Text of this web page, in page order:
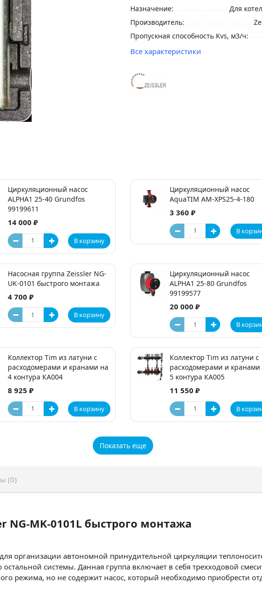
Назначение:
Для
Производитель:
Пропускная способность Kvs, м3/ч:
Все характеристики
Циркуляционный насос
ALPHA1 25-40 Grundfos
99199611
14 000 ₽
В корзину
Циркуляционный насос
AquaTIM AM-XPS25-4-180
3 360 ₽
В
Насосная группа Zeissler NG-
UK-0101 быстрого монтажа
4 700 ₽
В корзину
Циркуляционный насос
ALPHA1 25-80 Grundfos
99199577
20 000 ₽
В
Коллектор Tim из латуни с
расходомерами и кранами на
4 контура КA004
8 925 ₽
В корзину
Коллектор Tim из латуни с
расходомерами и кранами
5 контура КA005
11 550 ₽
В
Показать еще
(0)
NG-MK-0101L быстрого монтажа
организации автономной принудительной циркуляции
системы. Данная группа включает в себя трехходовой
режима, но не содержит насос, который необходимо приобрести